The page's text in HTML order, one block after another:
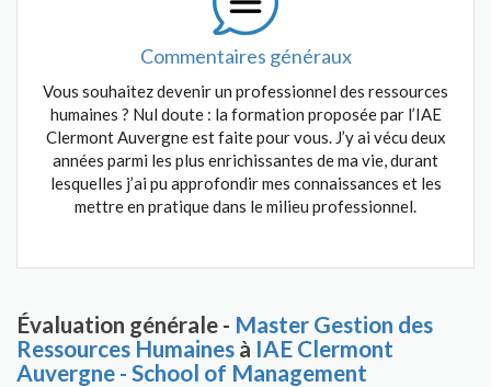
Commentaires généraux
Vous souhaitez devenir un professionnel des ressources
humaines ? Nul doute : la formation proposée par l’IAE
Clermont Auvergne est faite pour vous. J’y ai vécu deux
années parmi les plus enrichissantes de ma vie, durant
lesquelles j’ai pu approfondir mes connaissances et les
mettre en pratique dans le milieu professionnel.
Évaluation générale - Master Gestion des
Ressources Humaines à IAE Clermont
Auvergne - School of Management